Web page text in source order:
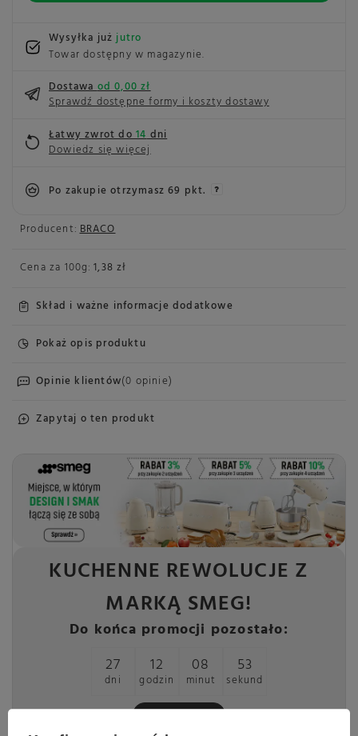
Producent: BRACO
Cena za 100g: 1,38 zł
Skład i ważne informacje dodatkowe
Pokaż opis produktu
Opinie klientów(0 opinie)
Zapytaj o ten produkt
Wysyłka jużjutro
Towar dostępny w magazynie
Dostawaod 0,00 zł
Sprawdź dostępne formy i koszty dostawy
Łatwy zwrot do14dni
Dowiedz się więcej
Po zakupie otrzymasz69 pkt.
KUCHENNE REWOLUCJE Z
MARKĄ SMEG!
Do końca promocji pozostało:
27
dni
12
godzin
08
minut
53
sekund